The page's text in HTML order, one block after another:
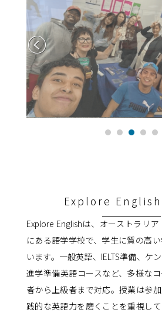
Explore English
Explore Englishは、オーストラリ
にある語学学校で、学生に質の高
います。一般英語、IELTS準備、ケ
進学準備英語コースなど、多様な
者から上級者まで対応。授業は参
践的な英語力を磨くことを重視し